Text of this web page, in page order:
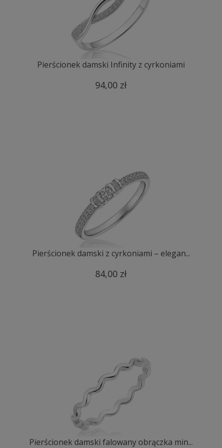
Pierścionek damski Infinity z cyrkoniami
94,00 zł
Pierścionek damski z cyrkoniami – elegan...
84,00 zł
Pierścionek damski falowany obrączka min...